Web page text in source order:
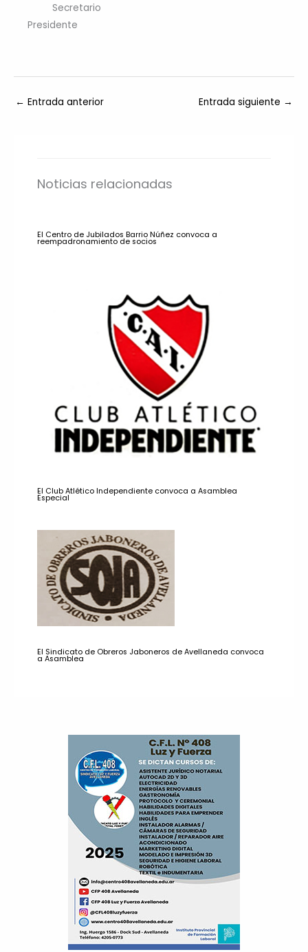
Secretario
Presidente
← Entrada anterior Entrada siguiente →
Noticias relacionadas
El Centro de Jubilados Barrio Núñez convoca a
reempadronamiento de socios
El Club Atlético Independiente convoca a Asamblea
Especial
El Sindicato de Obreros Jaboneros de Avellaneda convoca
a Asamblea